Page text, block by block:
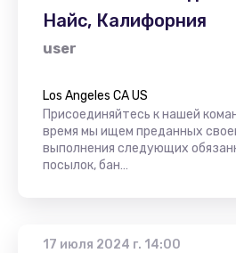
Найс, Калифорния
user
Los Angeles CA US
Присоединяйтесь к нашей
время мы ищем преданных
выполнения следующих
посылок, бан…
17 июля 2024 г. 14:00